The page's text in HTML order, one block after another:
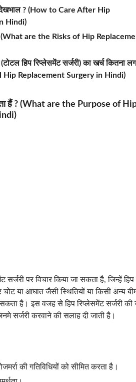
देखभाल ? (How to Care After Hip
Hindi)
(What are the Risks of Hip
हिप रिप्लेसमेंट सर्जरी) का खर्च कितना
Hip Replacement Surgery in Hindi)
हैं ? (What are the Purpose of
सर्जरी पर विचार किया जा सकता है, जिन्हें
चोट या आघात जैसी स्थितियों या किसी अन्य
है। इस वजह से हिप रिप्लेसमेंट सर्जरी
सर्जरी करवाने की सलाह दी जाती है।
की गतिविधियों को सीमित करता है।